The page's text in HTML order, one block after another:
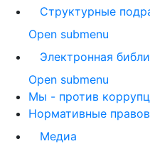
Структурные
Open submenu
Электронная
Open submenu
Мы - против
Нормативные
Медиа